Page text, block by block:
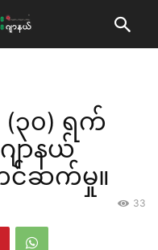
(၃၀) ရက်
ျာနယ်
င်ဆက်မှု။
33